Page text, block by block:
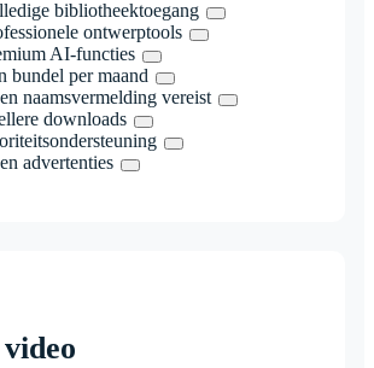
bibliotheektoegang
ontwerptools
AI-functies
bundel per maand
naamsvermelding vereist
downloads
advertenties